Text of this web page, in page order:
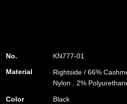
No.
KN777-01
Material
Rightside / 66%
Nylon , 2%
Color
Black